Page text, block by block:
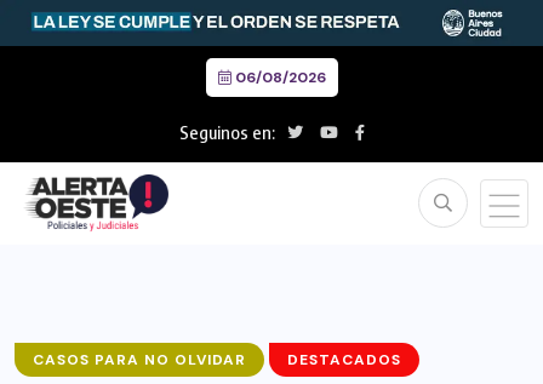
06/08/2026
Seguinos en:
CASOS PARA NO OLVIDAR DESTACADOS